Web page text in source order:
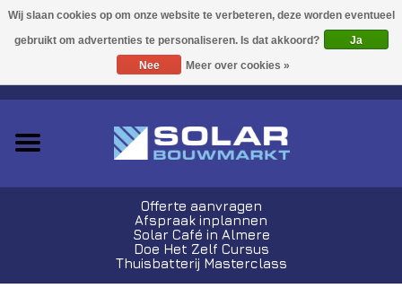
0 Artikelen - €0,00
Acties!
Offerte aanvragen
Afspraak inplannen
Solar Café in Almere
Doe Het Zelf Cursus
Thuisbatterij Masterclass
Ja
Nee
Meer over cookies »